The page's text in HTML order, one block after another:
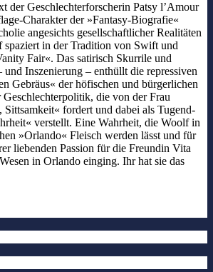
der Geschlechterforscherin Patsy l’Amour
Charakter der »Fantasy-Biografie«
angesichts gesellschaftlicher Realitäten
spaziert in der Tradition von Swift und
Fair«. Das satirisch Skurrile und
Inszenierung – enthüllt die repressiven
Gebräus« der höfischen und bürgerlichen
die von der Frau
Sittsamkeit« fordert und dabei als Tugend-
verstellt. Eine Wahrheit, die Woolf in
»Orlando« Fleisch werden lässt und für
liebenden Passion für die Freundin Vita
in Orlando einging. Ihr hat sie das